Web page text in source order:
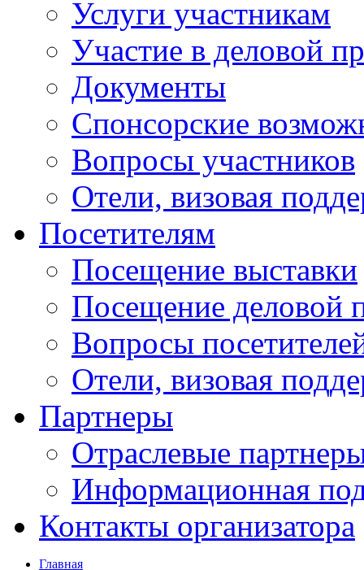
Услуги участникам
Участие в деловой
Документы
Спонсорские
Вопросы участников
Отели, визовая
Посетителям
Посещение выставки
Посещение деловой
Вопросы
Отели, визовая
Партнеры
Отраслевые
Информационная
Контакты организатора
Главная